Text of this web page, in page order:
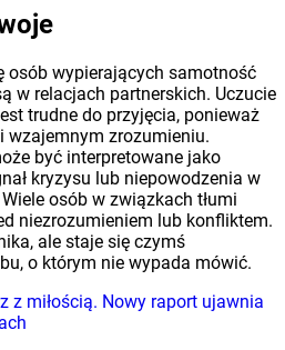
osób wypierających samotność
w relacjach partnerskich. Uczucie
trudne do przyjęcia, ponieważ
wzajemnym zrozumieniu.
być interpretowane jako
kryzysu lub niepowodzenia w
osób w związkach tłumi
niezrozumieniem lub konfliktem.
ale staje się czymś
o którym nie wypada mówić.
z miłością. Nowy raport ujawnia